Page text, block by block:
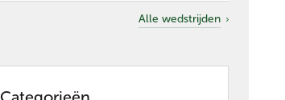
Alle wedstrijden